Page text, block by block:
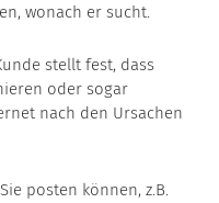
wonach er sucht.
stellt fest, dass
oder sogar
nach den Ursachen
posten können, z.B.